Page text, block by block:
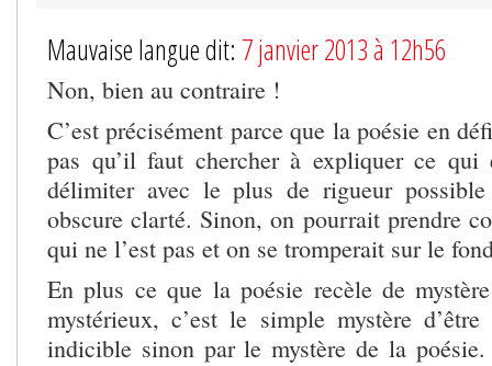
Mauvaise langue dit: 7 janvier 2013 à 12h56
Non, bien au contraire !
C’est précisément parce que la poésie en
pas qu’il faut chercher à expliquer ce qui
délimiter avec le plus de rigueur
obscure clarté. Sinon, on pourrait prendre
qui ne l’est pas et on se tromperait sur le
En plus ce que la poésie recèle de
mystérieux, c’est le simple mystère
indicible sinon par le mystère de la